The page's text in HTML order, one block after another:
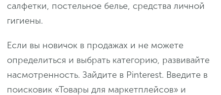
салфетки, постельное белье, средства личной
гигиены.
Если вы новичок в продажах и не можете
определиться и выбрать категорию, развивайте
насмотренность. Зайдите в Pinterest. Введите в
поисковик «Товары для маркетплейсов» и